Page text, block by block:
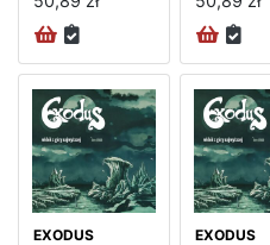
EXODUS
EXODUS